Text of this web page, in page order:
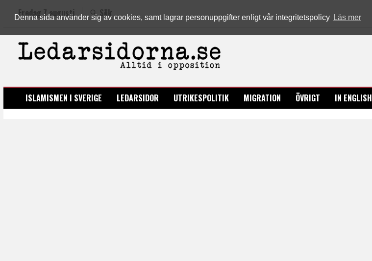
Denna sida använder sig av cookies, samt lagrar personuppgifter enligt vår integritetspolicy Läs mer
Fredag 7 augusti Sök
LEDARSIDORNA.SE
ISLAMISMEN I SVERIGE LEDARSIDOR UTRIKESPOLITIK MIGRATION ÖVRIGT IN ENGLISH